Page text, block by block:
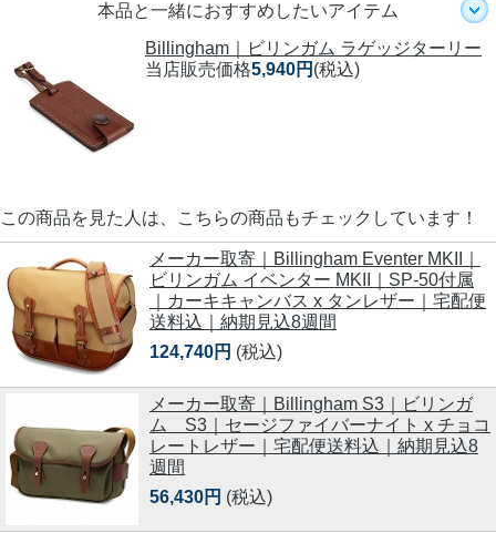
本品と一緒におすすめしたいアイテム
Billingham｜ビリンガム ラゲッジターリー
当店販売価格5,940円 (税込)
この商品を見た人は、こちらの商品もチェックしています！
メーカー取寄｜Billingham Eventer MKII｜
ビリンガム イベンター MKII｜SP-50付属
｜カーキキャンバス x タンレザー｜宅配便
送料込｜納期見込8週間
124,740円 (税込)
メーカー取寄｜Billingham S3｜ビリンガ
ム S3｜セージファイバーナイト x チョコ
レートレザー｜宅配便送料込｜納期見込8
週間
56,430円 (税込)